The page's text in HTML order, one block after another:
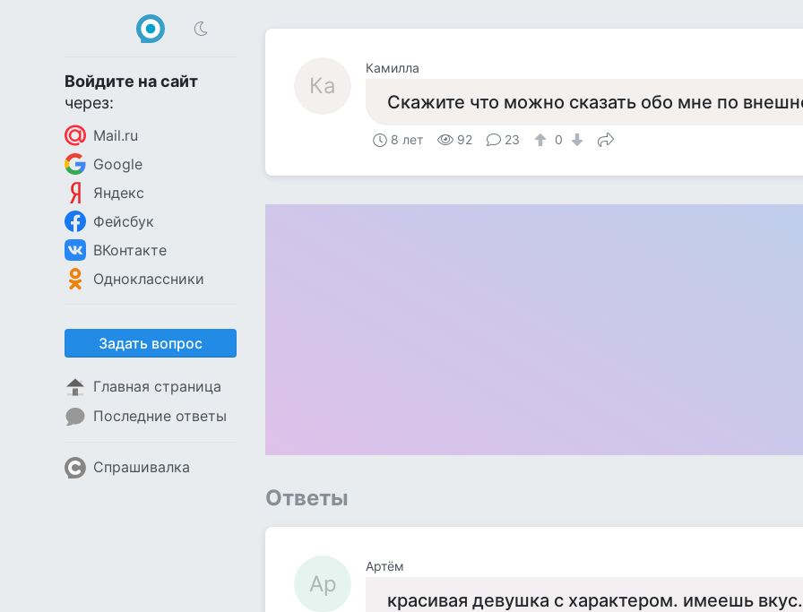
Войдите на сайт
через:
Mail.ru
Google
Яндекс
Фейсбук
ВКонтакте
Одноклассники
Задать вопрос
Главная страница
Последние ответы
Спрашивалка
Ка
Камилла
Скажите что можно сказать обо мне по
8 лет 92 23 0
Ответы
Ар
Артём
красивая девушка с характером. имеешь